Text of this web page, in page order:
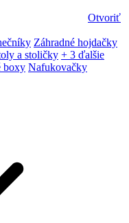
Otvoriť
Záhradné hojdačky
a stoličky + 3 ďalšie
boxy Nafukovačky